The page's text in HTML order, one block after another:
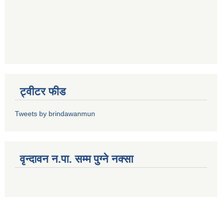
ट्वीटर फीड
Tweets by brindawanmun
वृन्दावन न.पा. सम्म पुग्ने नक्सा